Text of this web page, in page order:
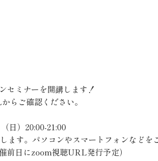
セミナーを開講します！
らご確認ください。
日）20:00-21:00
ます。パソコンやスマートフォンなどを
前日にzoom視聴URL発行予定）